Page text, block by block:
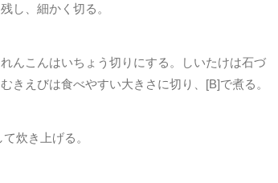
し、細かく切る。
んこんはいちょう切りにする。しいたけは石づ
きえびは食べやすい大きさに切り、[B]で煮る。
炊き上げる。